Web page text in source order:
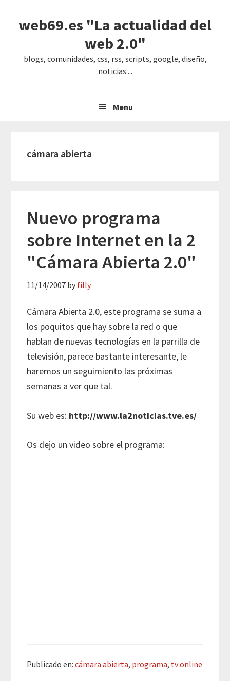
web69.es "La actualidad del
web 2.0"
blogs, comunidades, css, rss, scripts, google, diseño,
noticias....
Menu
cámara abierta
Nuevo programa
sobre Internet en la 2
"Cámara Abierta 2.0"
11/14/2007 by filly
Cámara Abierta 2.0, este programa se suma a
los poquitos que hay sobre la red o que
hablan de nuevas tecnologías en la parrilla de
televisión, parece bastante interesante, le
haremos un seguimiento las próximas
semanas a ver que tal.
Su web es: http://www.la2noticias.tve.es/
Os dejo un video sobre el programa:
Publicado en:cámara abierta, programa, tv online